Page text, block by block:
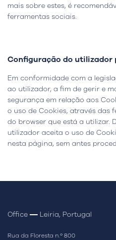
mais sobre estes, é
ferramentas sociais.
Configuração do utilizador
Em conformidade com a
ao utilizador, a fim de gerir e
segurança em relação aos
o uso de Cookies, através das
do browser que está a utilizar.
utilizador aceita o uso de
nesta página, sem antes
Office Leiria, Portugal
Rua da Floresta n.º 800